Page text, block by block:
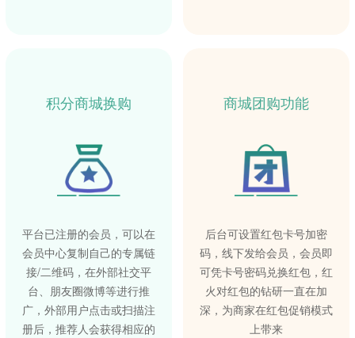
积分商城换购
平台已注册的会员，可以在
会员中心复制自己的专属链
接/二维码，在外部社交平
台、朋友圈微博等进行推
广，外部用户点击或扫描注
册后，推荐人会获得相应的
商城团购功能
后台可设置红包卡号加密
码，线下发给会员，会员即
可凭卡号密码兑换红包，红
火对红包的钻研一直在加
深，为商家在红包促销模式
上带来